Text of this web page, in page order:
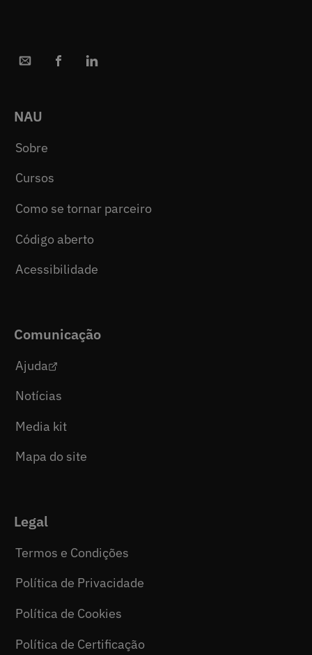
NAU
Sobre
Cursos
Como se tornar parceiro
Código aberto
Acessibilidade
Comunicação
Ajuda
Notícias
Media kit
Mapa do site
Legal
Termos e Condições
Política de Privacidade
Política de Cookies
Política de Certificação